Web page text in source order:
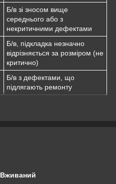
Б/в зі зносом вище
середнього або з
некритичними дефектами
Б/в, підкладка незначно
відрізняється за розміром (не
критично)
Б/в з дефектами, що
підлягають ремонту
Вживаний